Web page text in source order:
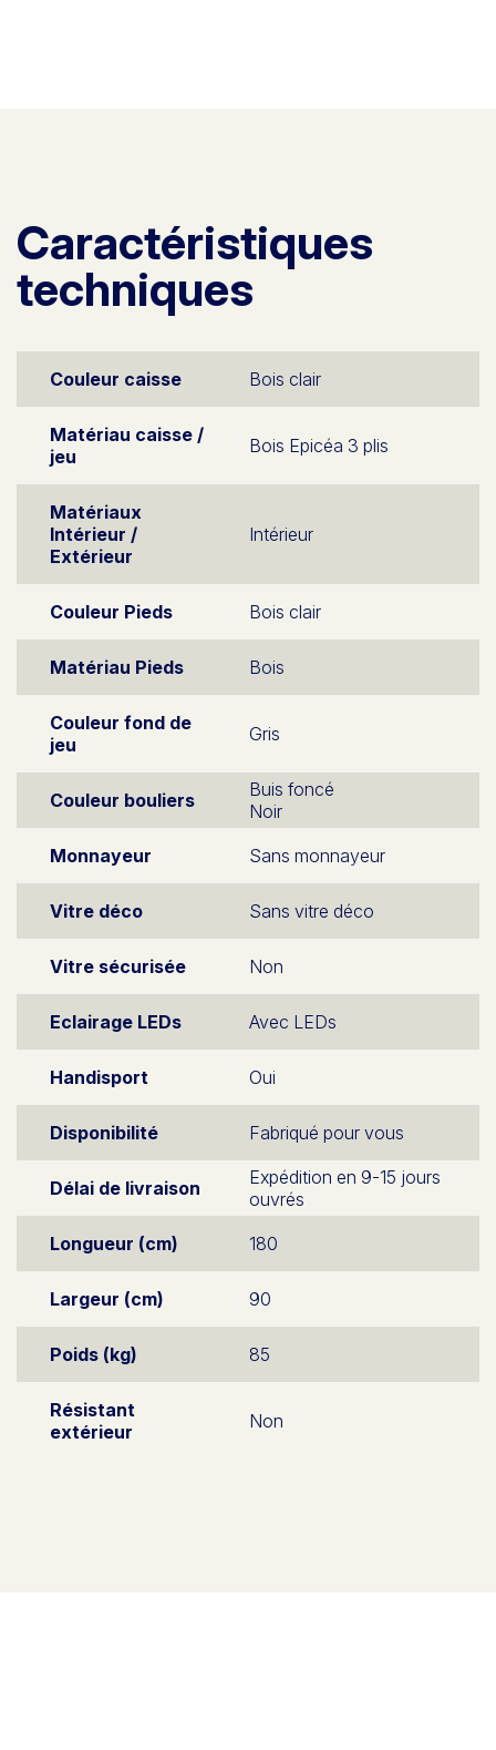
Caractéristiques
techniques
Couleur caisse Bois clair
Matériau caisse /
jeu
Bois Epicéa 3 plis
Matériaux
Intérieur /
Extérieur
Intérieur
Couleur Pieds Bois clair
Matériau Pieds Bois
Couleur fond de
jeu
Gris
Couleur bouliers
Buis foncé
Noir
Monnayeur
Sans monnayeur
Vitre déco Sans vitre déco
Vitre sécurisée Non
Eclairage LEDs Avec LEDs
Handisport Oui
Disponibilité Fabriqué pour vous
Délai de livraison
Expédition en 9-15 jours
ouvrés
Longueur (cm)
180
Largeur (cm) 90
Poids (kg) 85
Résistant
extérieur
Non